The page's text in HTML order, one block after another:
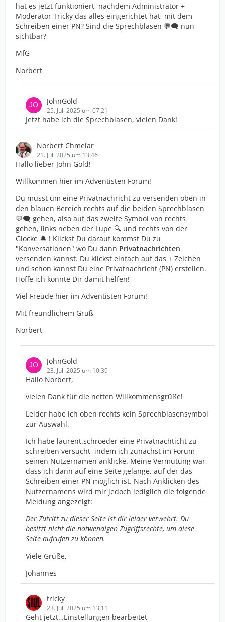
hat es jetzt funktioniert, nachdem Administrator +
Moderator Tricky das alles eingerichtet hat, mit dem
Schreiben einer PN? Sind die Sprechblasen 💬🗨️ nun
sichtbar?
MfG
Norbert
JohnGold
25. Juli 2025 um 07:21
Jetzt habe ich die Sprechblasen, vielen Dank!
Norbert Chmelar
21. Juli 2025 um 13:46
Hallo lieber John Gold!
Willkommen hier im Adventisten Forum!
Du musst um eine Privatnachricht zu versenden oben in
den blauen Bereich rechts auf die beiden Sprechblasen
💬🗨️ gehen, also auf das zweite Symbol von rechts
gehen, links neben der Lupe 🔍 und rechts von der
Glocke 🔔 ! Klickst Du darauf kommst Du zu
"Konversationen" wo Du dann Privatnachrichten
versenden kannst. Du klickst einfach auf das + Zeichen
und schon kannst Du eine Privatnachricht (PN) erstellen.
Hoffe ich konnte Dir damit helfen!
Viel Freude hier im Adventisten Forum!
Mit freundlichem Gruß
Norbert
JohnGold
23. Juli 2025 um 10:39
Hallo Norbert,
vielen Dank für die netten Willkommensgrüße!
Leider habe ich oben rechts kein Sprechblasensymbol
zur Auswahl.
Ich habe laurent.schroeder eine Privatnachticht zu
schreiben versucht, indem ich zunächst im Forum
seinen Nutzernamen anklicke. Meine Vermutung war,
dass ich dann auf eine Seite gelange, auf der das
Schreiben einer PN möglich ist. Nach Anklicken des
Nutzernamens wird mir jedoch lediglich die folgende
Meldung angezeigt:
Der Zutritt zu dieser Seite ist dir leider verwehrt. Du
besitzt nicht die notwendigen Zugriffsrechte, um diese
Seite aufrufen zu können.
Viele Grüße,
Johannes
tricky
23. Juli 2025 um 13:11
Geht jetzt…Einstellungen bearbeitet